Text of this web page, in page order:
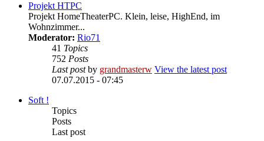
Projekt HTPC
Projekt HomeTheaterPC. Klein, leise, HighEnd, im
Wohnzimmer...
Moderator: Rio71
41 Topics
752 Posts
Last postby grandmasterw View the latest post
07.07.2015 - 07:45
Soft !
Topics
Posts
Last post